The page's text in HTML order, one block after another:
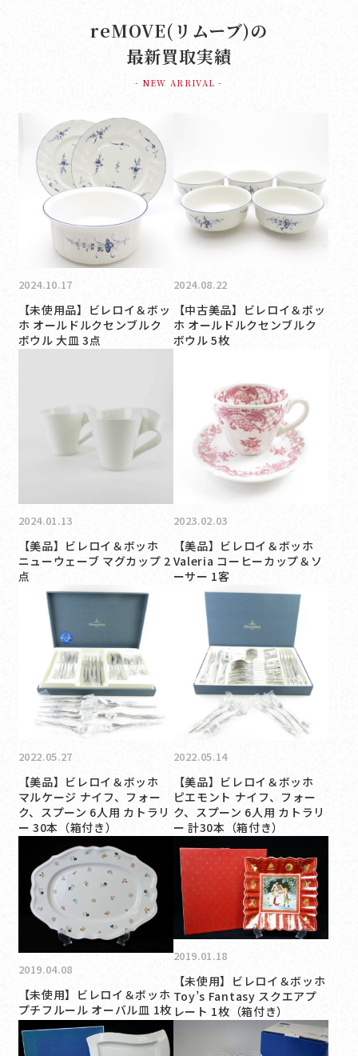
reMOVE(リムーブ)の
最新買取実績
- NEW ARRIVAL -
2024.10.17
【未使用品】ビレロイ＆ボッ
ホ オールドルクセンブルク
ボウル 大皿 3点
2024.08.22
【中古美品】ビレロイ＆ボッ
ホ オールドルクセンブルク
ボウル 5枚
2024.01.13
【美品】ビレロイ＆ボッホ
ニューウェーブ マグカップ 2
点
2023.02.03
【美品】ビレロイ＆ボッホ
Valeria コーヒーカップ＆ソ
ーサー 1客
2022.05.27
【美品】ビレロイ＆ボッホ
マルケージ ナイフ、フォー
ク、スプーン 6人用 カトラリ
ー 30本（箱付き）
2022.05.14
【美品】ビレロイ＆ボッホ
ピエモント ナイフ、フォー
ク、スプーン 6人用 カトラリ
ー 計30本（箱付き）
2019.04.08
【未使用】ビレロイ＆ボッホ
プチフルール オーバル皿 1枚
2019.01.18
【未使用】ビレロイ＆ボッホ
Toy’s Fantasy スクエアプ
レート 1枚（箱付き）